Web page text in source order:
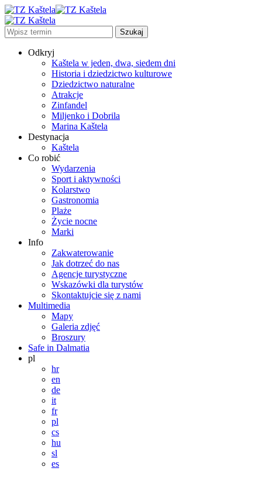
Odkryj
Kaštela w jeden, dwa, siedem dni
Historia i dziedzictwo kulturowe
Dziedzictwo naturalne
Atrakcje
Zinfandel
Miljenko i Dobrila
Marina Kaštela
Destynacja
Kaštela
Co robić
Wydarzenia
Sport i aktywności
Kolarstwo
Gastronomia
Plaże
Życie nocne
Marki
Info
Zakwaterowanie
Jak dotrzeć do nas
Agencje turystyczne
Wskazówki dla turystów
Skontaktujcie się z nami
Multimedia
Mapy
Galeria zdjęć
Broszury
Safe in Dalmatia
pl
hr
en
de
it
fr
pl
cs
hu
sl
es